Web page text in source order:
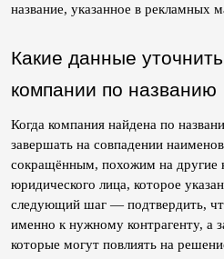
название, указанное в рекламных
Какие данные
компании по названию
Когда компания найдена по
завершать на совпадении
сокращённым, похожим на другие
юридического лица, которое
следующий шаг — подтвердить,
именно к нужному контрагенту, а
которые могут повлиять на